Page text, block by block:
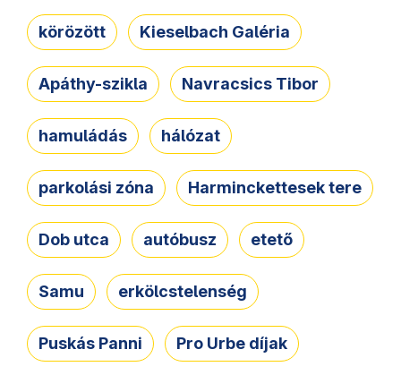
körözött Kieselbach Galéria
Apáthy-szikla Navracsics Tibor
hamuládás hálózat
parkolási zóna Harminckettesek tere
Dob utca autóbusz etető
Samu erkölcstelenség
Puskás Panni Pro Urbe díjak